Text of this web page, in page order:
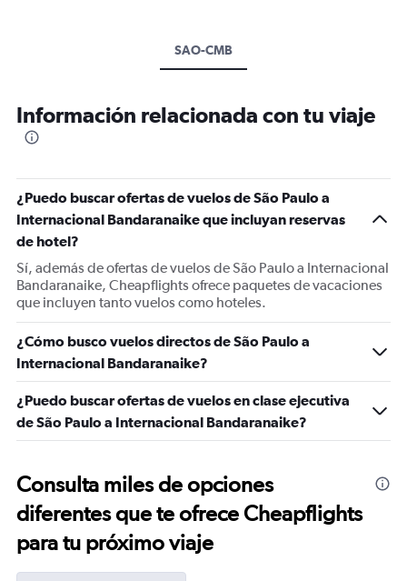
SAO-CMB
Información relacionada con tu viaje
¿Puedo buscar ofertas de vuelos de São Paulo a
Internacional Bandaranaike que incluyan reservas
de hotel?
Sí, además de ofertas de vuelos de São Paulo a Internacional
Bandaranaike, Cheapflights ofrece paquetes de vacaciones
que incluyen tanto vuelos como hoteles.
¿Cómo busco vuelos directos de São Paulo a
Internacional Bandaranaike?
¿Puedo buscar ofertas de vuelos en clase ejecutiva
de São Paulo a Internacional Bandaranaike?
Consulta miles de opciones
diferentes que te ofrece Cheapflights
para tu próximo viaje